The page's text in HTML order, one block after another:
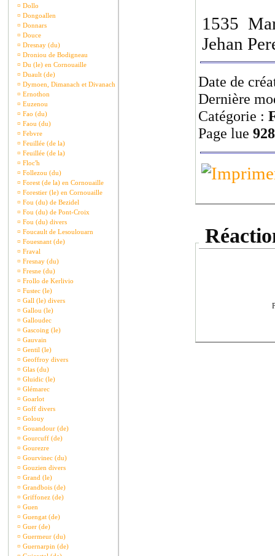
¤ Dollo
¤ Dongoallen
¤ Donnars
¤ Douce
¤ Dresnay (du)
¤ Droniou de Bodigneau
¤ Du (le) en Cornouaille
¤ Duault (de)
¤ Dymoen, Dimanach et Divanach
¤ Ernothon
¤ Euzenou
¤ Fao (du)
¤ Faou (du)
¤ Febvre
¤ Feuillée (de la)
¤ Feuillée (de la)
¤ Floc'h
¤ Follezou (du)
¤ Forest (de la) en Cornouaille
¤ Forestier (le) en Cornouaille
¤ Fou (du) de Bezidel
¤ Fou (du) de Pont-Croix
¤ Fou (du) divers
¤ Foucault de Lesoulouarn
¤ Fouesnant (de)
¤ Fraval
¤ Fresnay (du)
¤ Fresne (du)
¤ Frollo de Kerlivio
¤ Fustec (le)
¤ Gall (le) divers
¤ Gallou (le)
¤ Galloudec
¤ Gascoing (le)
¤ Gauvain
¤ Gentil (le)
¤ Geoffroy divers
¤ Glas (du)
¤ Gluidic (le)
¤ Glémarec
¤ Goarlot
¤ Goff divers
¤ Golouy
¤ Gouandour (de)
¤ Gourcuff (de)
¤ Gourezre
¤ Gourvinec (du)
¤ Gouzien divers
¤ Grand (le)
¤ Grandbois (de)
¤ Griffonez (de)
¤ Guen
¤ Guengat (de)
¤ Guer (de)
¤ Guermeur (du)
¤ Guernarpin (de)
1535
Jehan
Date de
Dernière
Catégorie :
Page lue